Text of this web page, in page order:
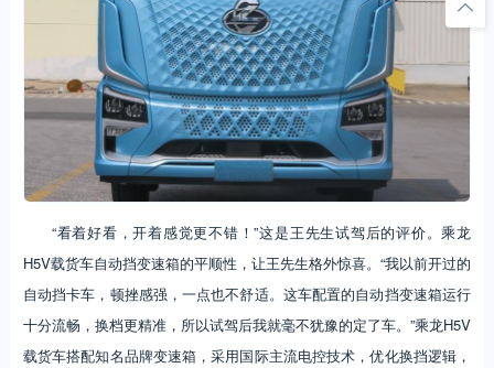
“看着好看，开着感觉更不错！”这是王先生试驾后的评价。乘龙
H5V载货车自动挡变速箱的平顺性，让王先生格外惊喜。“我以前开过的
自动挡卡车，顿挫感强，一点也不舒适。这车配置的自动挡变速箱运行
十分流畅，换档更精准，所以试驾后我就毫不犹豫的定了车。”乘龙H5V
载货车搭配知名品牌变速箱，采用国际主流电控技术，优化换挡逻辑，